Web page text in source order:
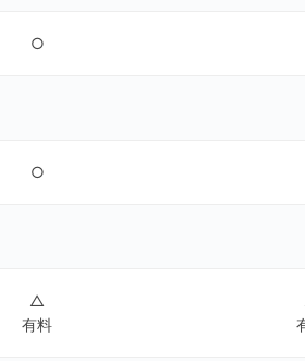
○
○
△
有料